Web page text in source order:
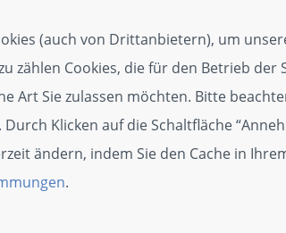
Social Media Vorlage
Web-App
Widget
SEO-Widget
Zertifikat für
(auch von Drittanbietern), um
zählen Cookies, die für den Betrieb
Art Sie zulassen möchten. Bitte
Klicken auf die Schaltfläche
ändern, indem Sie den Cache in
.